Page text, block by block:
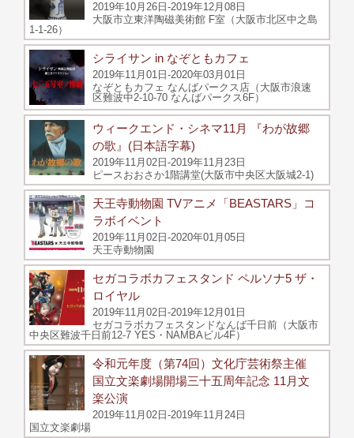
2019年10月26日-2019年12月08日
大阪市立東洋陶磁美術館 F室（大阪市北区中之島
1-1-26）
シライサン in なぞともカフェ
2019年11月01日-2020年03月01日
なぞともカフェ なんばパークス店（大阪市浪速
区難波中2-10-70 なんばパークス6F）
ウィークエンド・シネマ11月 『わが故郷
の歌』(日本語字幕)
2019年11月02日-2019年11月23日
ピースおおさか1階講堂(大阪市中央区大阪城2-1)
天王寺動物園 TVアニメ「BEASTARS」コ
ラボイベント
2019年11月02日-2020年01月05日
天王寺動物園
セガコラボカフェスタンド ペルソナ5 ザ・
ロイヤル
2019年11月02日-2019年12月01日
セガコラボカフェスタンドなんば千日前（大阪市
中央区難波千日前12-7 YES・NAMBAビル4F）
令和元年度（第74回）文化庁芸術祭主催
国立文楽劇場開場三十五周年記念 11月文
楽公演
2019年11月02日-2019年11月24日
国立文楽劇場